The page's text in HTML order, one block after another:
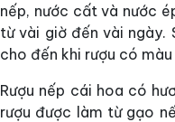
nếp, nước cất và nước
từ vài giờ đến vài ngày.
cho đến khi rượu có
Rượu nếp cái hoa có
rượu được làm từ gạo